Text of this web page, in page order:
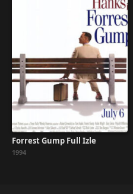
Forrest Gump Full İzle
1994